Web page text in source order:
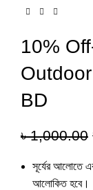
10%
BD
৳1,000.00
সূর্যের আলোতে
আলোকিত হবে।